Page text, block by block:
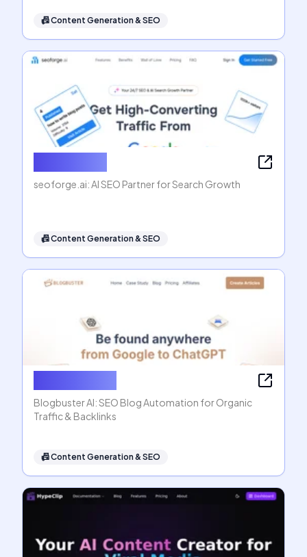
📠Content Generation & SEO
seoforge.ai: AI SEO Partner for Search Growth
📠Content Generation & SEO
Blogbuster AI: SEO Blog Automation for Organic
Traffic & Backlinks
📠Content Generation & SEO